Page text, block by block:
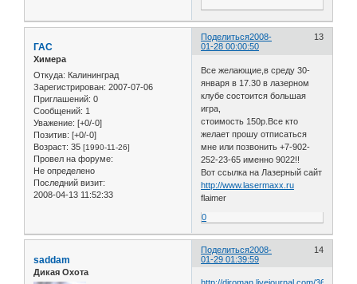
Поделиться 13
2008-
01-28 00:00:50
ГАС
Химера
Откуда: Калининград
Зарегистрирован: 2007-07-06
Приглашений: 0
Сообщений: 1
Уважение: [+0/-0]
Позитив: [+0/-0]
Возраст: 35 [1990-11-26]
Провел на форуме:
Не определено
Последний визит:
2008-04-13 11:52:33
Все желающие,в среду 30-
января в 17.30 в лазерном
клубе состоится большая
игра,
стоимость 150р.Все кто
желает прошу отписаться
мне или позвонить +7-902-
252-23-65 именно 9022!!
Вот ссылка на Лазерный сайт
http://www.lasermaxx.ru
flaimer
0
Поделиться 14
2008-
01-29 01:39:59
saddam
Дикая Охота